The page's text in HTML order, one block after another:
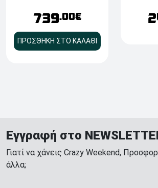
739.00€
ΠΡΟΣΘΗΚΗ ΣΤΟ ΚΑΛΑΘΙ
Εγγραφή στο
Γιατί να χάνεις Crazy Weekend,
άλλα;